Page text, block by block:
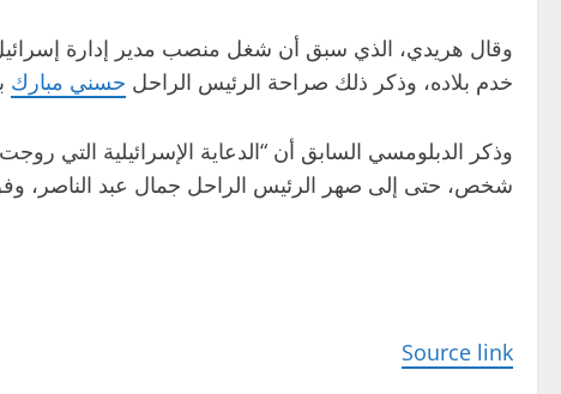
وقال هريدي، الذي سبق أن شغل منصب مدير إدارة
خدم بلاده، وذكر ذلك صراحة الرئيس الراحل حسني مبارك
وذكر الدبلومسي السابق أن “الدعاية الإسرائيلية التي
شخص، حتى إلى صهر الرئيس الراحل جمال عبد الناصر،
Source link